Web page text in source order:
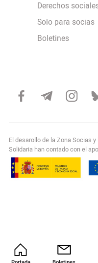
Derechos
Solo para socias
Boletines
El desarollo de la Zona Socias
Solidaria han contado con el